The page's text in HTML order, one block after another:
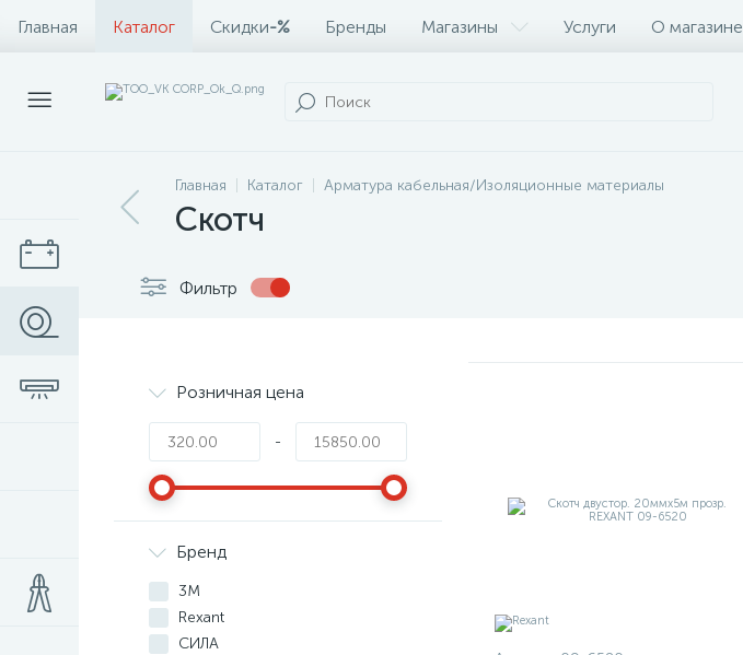
Главная Каталог Скидки-% Бренды Магазины Услуги О магазине
Главная Каталог Арматура кабельная/Изоляционные материалы
Скотч
Фильтр
Розничная цена
-
Бренд
3М
Rexant
СИЛА